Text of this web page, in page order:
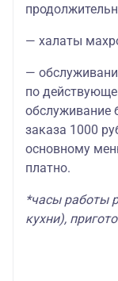
— халаты
—
по
обслуживание
заказа 1000
основному
платно.
*часы работы
кухни),